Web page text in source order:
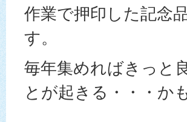
作業で押印した記念
す。
毎年集めればきっと
とが起きる・・・か